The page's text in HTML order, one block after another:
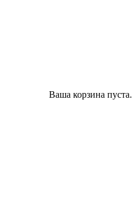
Ваша корзина пуста.